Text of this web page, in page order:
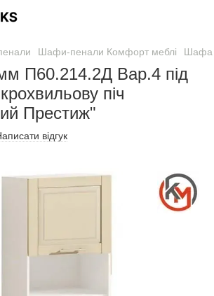
Шафи-пенали Комфорт меблі Шафа
П60.214.2Д Вар.4 під
піч
Престиж"
відгук